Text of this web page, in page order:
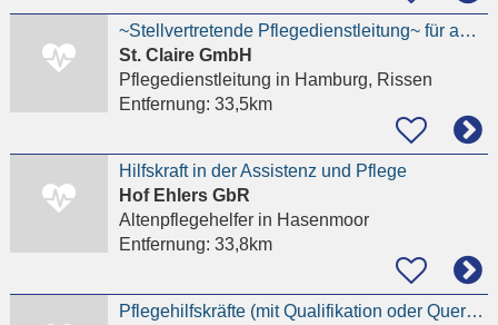
~Stellvertretende Pflegedienstleitung~ für ambulanten Pflegedienst in Hamburg-Rissen gesucht
St. Claire GmbH
Pflegedienstleitung in Hamburg, Rissen
Entfernung: 33,5km
Hilfskraft in der Assistenz und Pflege
Hof Ehlers GbR
Altenpflegehelferin Hasenmoor
Entfernung: 33,8km
Pflegehilfskräfte (mit Qualifikation oder Quereinstieg mit Pflegeerfahrung)